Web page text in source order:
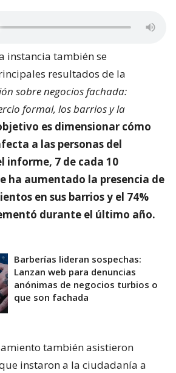
instancia también se
resultados de la
sobre negocios fachada:
formal, los barrios y la
es dimensionar cómo
a las personas del
informe, 7 de cada 10
ha aumentado la presencia de
en sus barrios y el 74%
durante el último año.
Barberías lideran sospechas:
Lanzan web para denuncias
anónimas de negocios turbios o
que son fachada
también asistieron
instaron a la ciudadanía a